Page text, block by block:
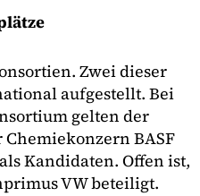
Zwei dieser
aufgestellt. Bei
gelten der
BASF
Kandidaten. Offen ist,
VW beteiligt.